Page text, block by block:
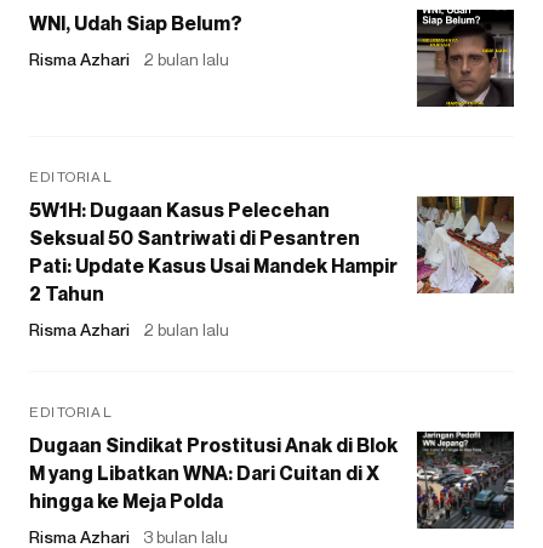
WNI, Udah Siap Belum?
Risma Azhari 2 bulan lalu
EDITORIAL
5W1H: Dugaan Kasus Pelecehan
Seksual 50 Santriwati di Pesantren
Pati: Update Kasus Usai Mandek Hampir
2 Tahun
Risma Azhari 2 bulan lalu
EDITORIAL
Dugaan Sindikat Prostitusi Anak di Blok
M yang Libatkan WNA: Dari Cuitan di X
hingga ke Meja Polda
Risma Azhari 3 bulan lalu